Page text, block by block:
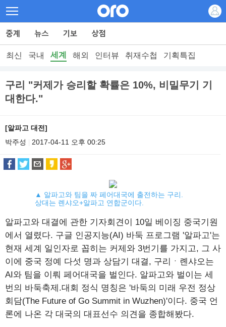
최신 국내 세계 해외 인터뷰 취재수첩 기획특집
구리 "커제가 승리할 확률은 10%, 비밀무기 기
대한다."
[알파고 대전]
박주성
2017-04-11 오후 00:25
▲ 알파고와 팀을 짜 페어대국에 출전하는 구리.
상대는 롄샤오+알파고 연합군이다.
알파고와 대결에 관한 기자회견이 10일 베이징 중국기원
에서 열렸다. 구글 인공지능(AI) 바둑 프로그램 '알파고'는
현재 세계 일인자로 꼽히는 커제와 3번기를 가지고, 그 사
이에 중국 정예 다섯 명과 상담기 대결, 구리ㆍ롄샤오는
AI와 팀을 이뤄 페어대국을 벌인다. 알파고와 벌이는 세
번의 바둑축제.대회 정식 명칭은 '바둑의 미래 우전 정상
회담(The Future of Go Summit in Wuzhen)'이다. 중국 언
론에 나온 각 대국의 대표선수 의견을 종합해봤다.